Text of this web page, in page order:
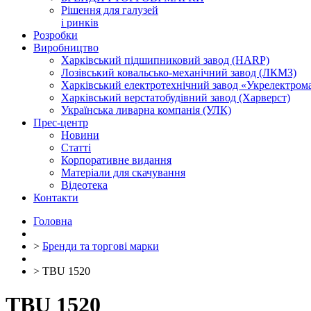
Рішення для галузей
і ринків
Розробки
Виробництво
Харківський підшипниковий завод (HARP)
Лозівський ковальсько-механічний завод (ЛКМЗ)
Харківський електротехнічний завод
Харківський верстатобудівний завод (Харверст)
Українська ливарна компанія (УЛК)
Прес-центр
Новини
Статті
Корпоративне видання
Матеріали для скачування
Відеотека
Контакти
Головна
> Бренди та торгові марки
> TBU 1520
TBU 1520